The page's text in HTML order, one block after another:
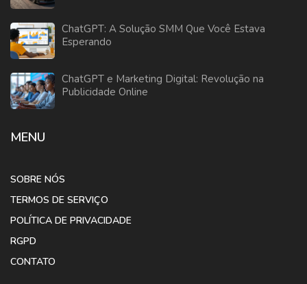
ChatGPT: A Solução SMM Que Você Estava
Esperando
ChatGPT e Marketing Digital: Revolução na
Publicidade Online
MENU
SOBRE NÓS
TERMOS DE SERVIÇO
POLÍTICA DE PRIVACIDADE
RGPD
CONTATO